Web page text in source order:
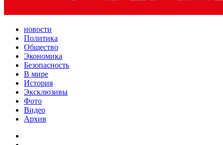
новости
Политика
Общество
Экономика
Безопасность
В мире
История
Эксклюзивы
Фото
Видео
Архив